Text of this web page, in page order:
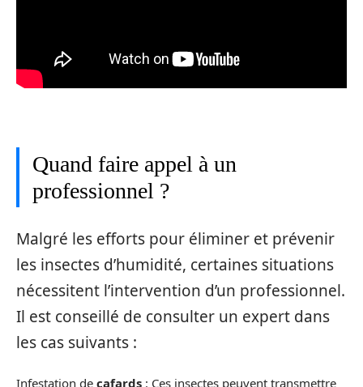
Quand faire appel à un
professionnel ?
Malgré les efforts pour éliminer et prévenir
les insectes d’humidité, certaines situations
nécessitent l’intervention d’un professionnel.
Il est conseillé de consulter un expert dans
les cas suivants :
Infestation de cafards : Ces insectes peuvent transmettre